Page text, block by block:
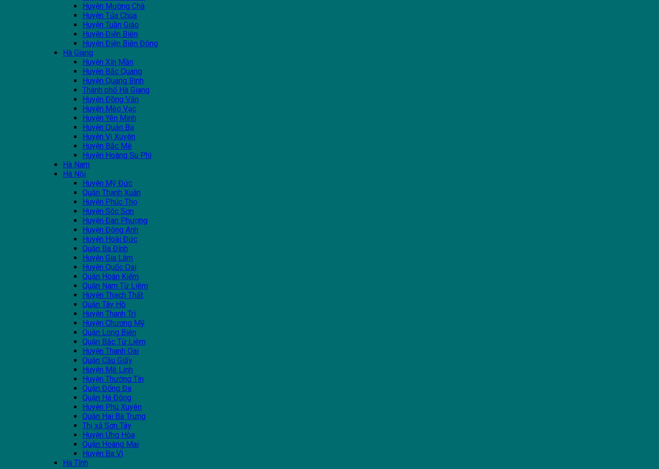
Huyện Mường Chà
Huyện Tủa Chùa
Huyện Tuần Giáo
Huyện Điện Biên
Huyện Điện Biên Đông
Hà Giang
Huyện Xín Mần
Huyện Bắc Quang
Huyện Quang Bình
Thành phố Hà Giang
Huyện Đồng Văn
Huyện Mèo Vạc
Huyện Yên Minh
Huyện Quản Bạ
Huyện Vị Xuyên
Huyện Bắc Mê
Huyện Hoàng Su Phì
Hà Nam
Hà Nội
Huyện Mỹ Đức
Quận Thanh Xuân
Huyện Phúc Thọ
Huyện Sóc Sơn
Huyện Đan Phượng
Huyện Đông Anh
Huyện Hoài Đức
Quận Ba Đình
Huyện Gia Lâm
Huyện Quốc Oai
Quận Hoàn Kiếm
Quận Nam Từ Liêm
Huyện Thạch Thất
Quận Tây Hồ
Huyện Thanh Trì
Huyện Chương Mỹ
Quận Long Biên
Quận Bắc Từ Liêm
Huyện Thanh Oai
Quận Cầu Giấy
Huyện Mê Linh
Huyện Thường Tín
Quận Đống Đa
Quận Hà Đông
Huyện Phú Xuyên
Quận Hai Bà Trưng
Thị xã Sơn Tây
Huyện Ứng Hòa
Quận Hoàng Mai
Huyện Ba Vì
Hà Tĩnh